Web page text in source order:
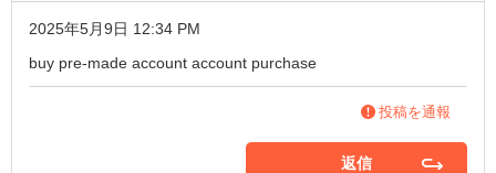
2025年5月9日 12:34 PM
buy pre-made account account purchase
投稿を通報
返信